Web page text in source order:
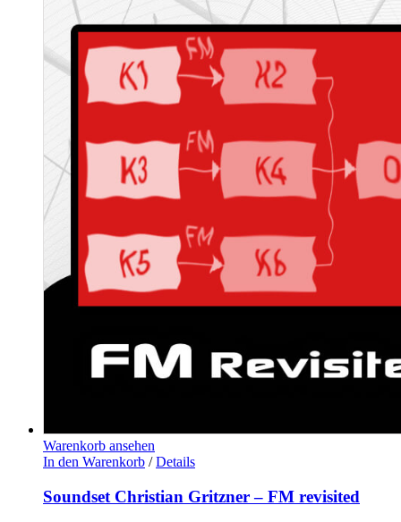
Warenkorb ansehen
In den Warenkorb / Details
Soundset Christian Gritzner – FM revisited